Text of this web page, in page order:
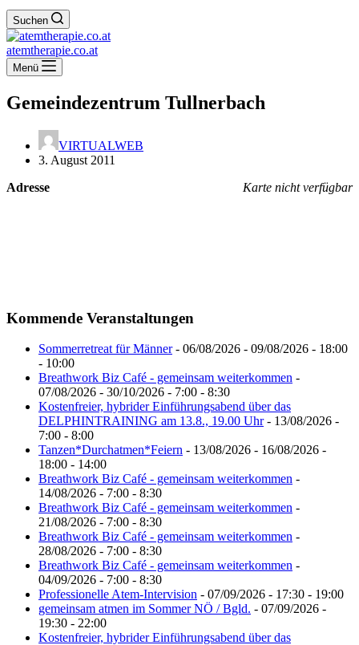
Suchen
atemtherapie.co.at
Menü
Gemeindezentrum Tullnerbach
VIRTUALWEB
3. August 2011
Karte nicht verfügbar
Adresse
Kommende Veranstaltungen
Sommerretreat für Männer- 06/08/2026 - 09/08/2026 - 18:00
- 10:00
Breathwork Biz Café - gemeinsam weiterkommen -
07/08/2026 - 30/10/2026 - 7:00 - 8:30
Kostenfreier, hybrider Einführungsabend über das
DELPHINTRAINING am 13.8., 19.00 Uhr- 13/08/2026 -
7:00 - 8:00
Tanzen*Durchatmen*Feiern - 13/08/2026 - 16/08/2026 -
18:00 - 14:00
Breathwork Biz Café - gemeinsam weiterkommen -
14/08/2026 - 7:00 - 8:30
Breathwork Biz Café - gemeinsam weiterkommen -
21/08/2026 - 7:00 - 8:30
Breathwork Biz Café - gemeinsam weiterkommen -
28/08/2026 - 7:00 - 8:30
Breathwork Biz Café - gemeinsam weiterkommen -
04/09/2026 - 7:00 - 8:30
Professionelle Atem-Intervision - 07/09/2026 - 17:30 - 19:00
gemeinsam atmen im Sommer NÖ / Bgld. - 07/09/2026 -
19:30 - 22:00
Kostenfreier, hybrider Einführungsabend über das